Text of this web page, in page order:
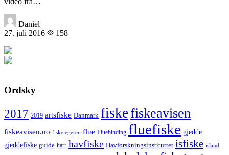
Daniel
27. juli 2016
158
Ordsky
2017 2019 artsfiske Danmark fiskefiskeavisen
fiskeavisen.no fiskejegeren flue Fluebinding fluefiske gjedde
gjeddefiske guide harr havfiske Havforskningsinstituttet isfiske island